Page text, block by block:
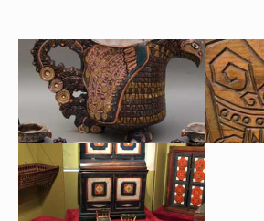
Транспорт
+ проживание, если поездка от 2х дней
Музеи
Гиды Кафе